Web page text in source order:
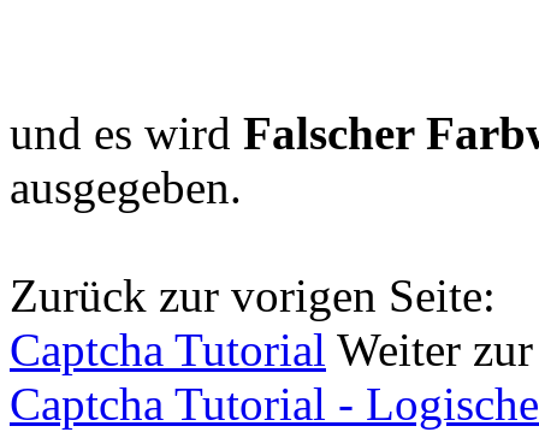
und es wird Falscher
ausgegeben.
Zurück zur vorigen Seite:
Captcha Tutorial Weiter
Captcha Tutorial -